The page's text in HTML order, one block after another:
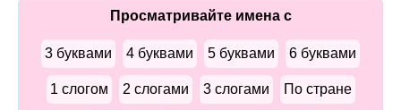
Просматривайте имена с
3 буквами 4 буквами 5 буквами 6 буквами
1 слогом 2 слогами 3 слогами По стране